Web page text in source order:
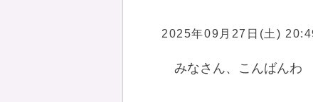
2025年09月27日(土)
みなさん、こんばんわ